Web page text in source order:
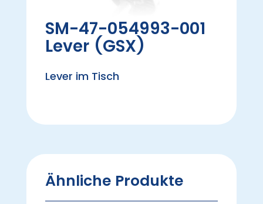
SM-47-054993-001
Lever (GSX)
Lever im Tisch
Ähnliche Produkte